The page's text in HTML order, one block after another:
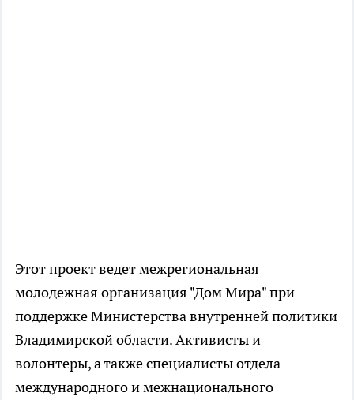
Этот проект ведет межрегиональная
молодежная организация "Дом Мира" при
поддержке Министерства внутренней политики
Владимирской области. Активисты и
волонтеры, а также специалисты отдела
международного и межнационального